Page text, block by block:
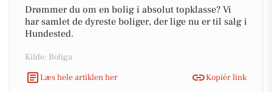
Drømmer du om en bolig i absolut topklasse? Vi
har samlet de dyreste boliger, der lige nu er til salg i
Hundested.
Kilde: Boliga
Læs hele artiklen her
Kopiér link